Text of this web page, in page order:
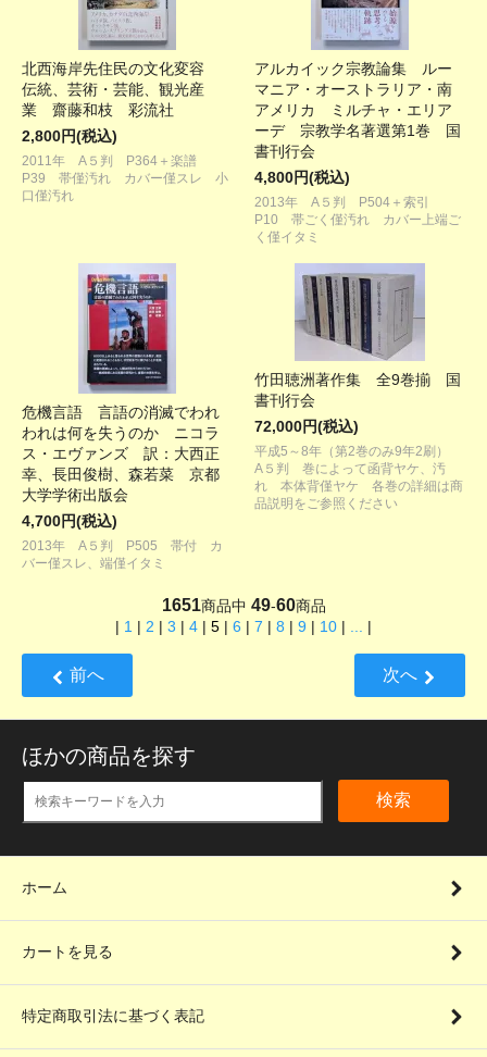
北西海岸先住民の文化変容
伝統、芸術・芸能、観光産
業 齋藤和枝 彩流社
2,800円(税込)
2011年 A５判 P364＋楽譜
P39 帯僅汚れ カバー僅スレ 小
口僅汚れ
アルカイック宗教論集 ルー
マニア・オーストラリア・南
アメリカ ミルチャ・エリア
ーデ 宗教学名著選第1巻 国
書刊行会
4,800円(税込)
2013年 A５判 P504＋索引
P10 帯ごく僅汚れ カバー上端ご
く僅イタミ
危機言語 言語の消滅でわれ
われは何を失うのか ニコラ
ス・エヴァンズ 訳：大西正
幸、長田俊樹、森若菜 京都
大学学術出版会
4,700円(税込)
2013年 A５判 P505 帯付 カ
バー僅スレ、端僅イタミ
竹田聴洲著作集 全9巻揃 国
書刊行会
72,000円(税込)
平成5～8年（第2巻のみ9年2刷）
A５判 巻によって函背ヤケ、汚
れ 本体背僅ヤケ 各巻の詳細は商
品説明をご参照ください
1651商品中 49-60商品
| 1 | 2 | 3 | 4 | 5 | 6 | 7 | 8 | 9 | 10 | ... |
前へ 次へ
ほかの商品を探す
検索
ホーム
カートを見る
特定商取引法に基づく表記